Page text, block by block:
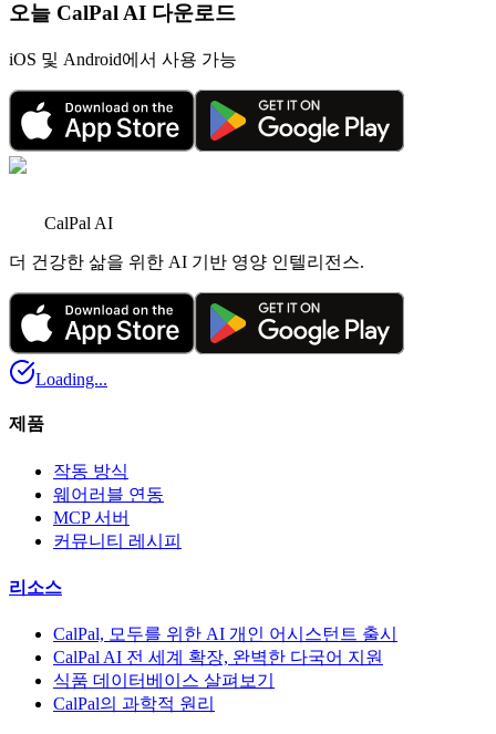
오늘 CalPal AI 다운로드
iOS 및 Android에서 사용 가능
CalPal AI
더 건강한 삶을 위한 AI 기반 영양 인텔리전스.
Loading...
제품
작동 방식
웨어러블 연동
MCP 서버
커뮤니티 레시피
리소스
CalPal, 모두를 위한 AI 개인 어시스턴트 출시
CalPal AI 전 세계 확장, 완벽한 다국어 지원
식품 데이터베이스 살펴보기
CalPal의 과학적 원리